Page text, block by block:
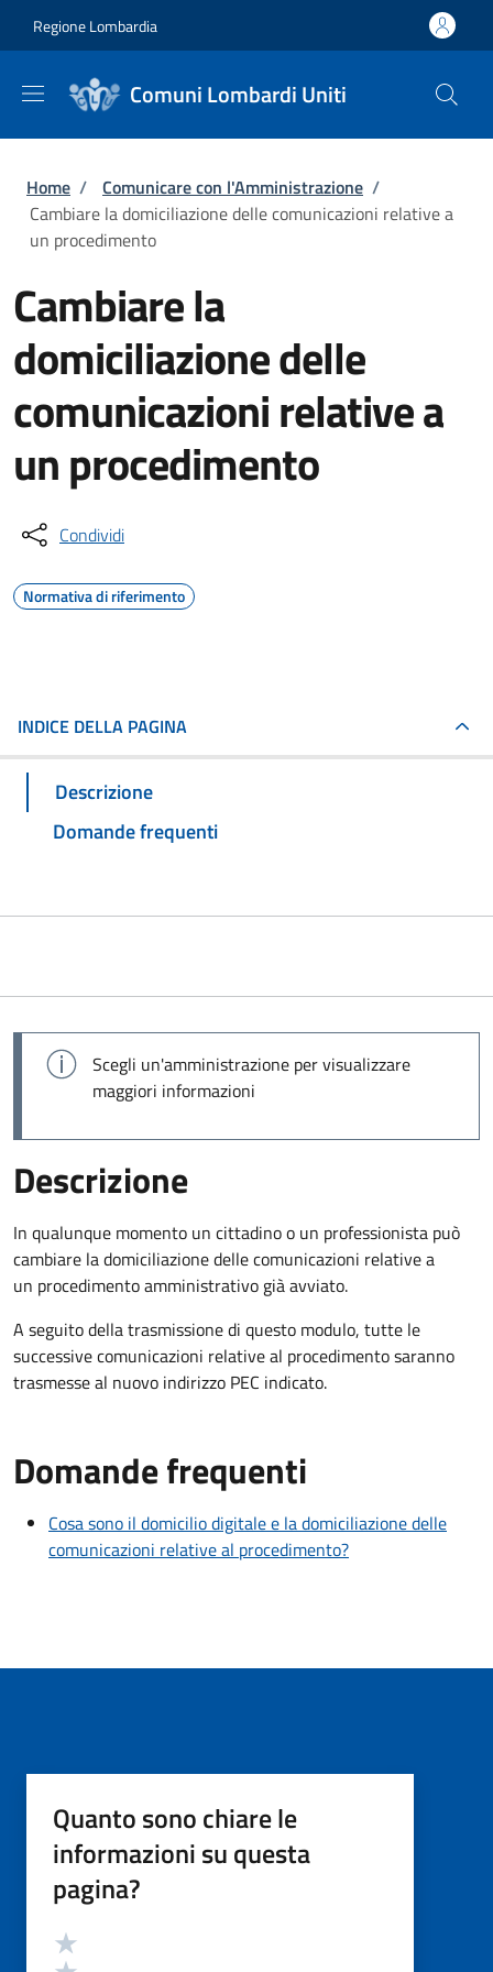
Regione Lombardia
Comuni Lombardi Uniti
Briciole di pane
Home / Comunicare con l'Amministrazione /
Cambiare la domiciliazione delle comunicazioni relative a
un procedimento
Cambiare la
domiciliazione delle
comunicazioni relative a
un procedimento
Condividi
Normativa di riferimento
INDICE DELLA PAGINA
Descrizione
Domande frequenti
Scegli un'amministrazione per visualizzare
maggiori informazioni
Descrizione
In qualunque momento un cittadino o un professionista può
cambiare la domiciliazione delle comunicazioni relative a
un procedimento amministrativo già avviato.
A seguito della trasmissione di questo modulo, tutte le
successive comunicazioni relative al procedimento saranno
trasmesse al nuovo indirizzo PEC indicato.
Domande frequenti
Cosa sono il domicilio digitale e la domiciliazione delle
comunicazioni relative al procedimento?
Quanto sono chiare le
informazioni su questa
pagina?
Valutazione